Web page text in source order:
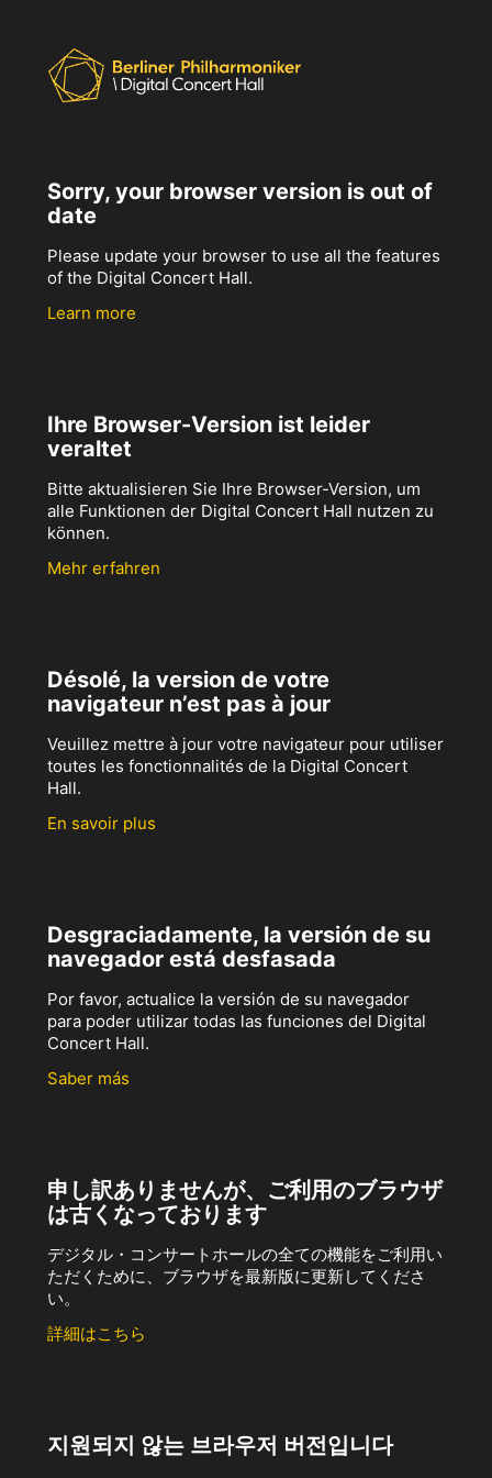
Sorry, your browser version is out of
date
Please update your browser to use all the features
of the Digital Concert Hall.
Learn more
Ihre Browser-Version ist leider
veraltet
Bitte aktualisieren Sie Ihre Browser-Version, um
alle Funktionen der Digital Concert Hall nutzen zu
können.
Mehr erfahren
Désolé, la version de votre
navigateur n’est pas à jour
Veuillez mettre à jour votre navigateur pour utiliser
toutes les fonctionnalités de la Digital Concert
Hall.
En savoir plus
Desgraciadamente, la versión de su
navegador está desfasada
Por favor, actualice la versión de su navegador
para poder utilizar todas las funciones del Digital
Concert Hall.
Saber más
申し訳ありませんが、ご利用のブラウザ
は古くなっております
デジタル・コンサートホールの全ての機能をご利用い
ただくために、ブラウザを最新版に更新してくださ
い。
詳細はこちら
지원되지 않는 브라우저 버전입니다